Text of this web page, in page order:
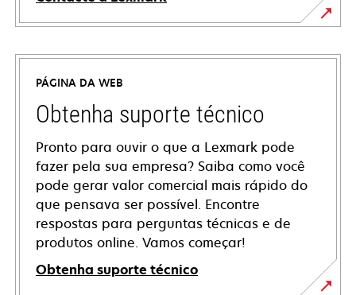
PÁGINA DA WEB
Obtenha suporte técnico
Pronto para ouvir o que a Lexmark pode
fazer pela sua empresa? Saiba como você
pode gerar valor comercial mais rápido do
que pensava ser possível. Encontre
respostas para perguntas técnicas e de
produtos online. Vamos começar!
Obtenha suporte técnico